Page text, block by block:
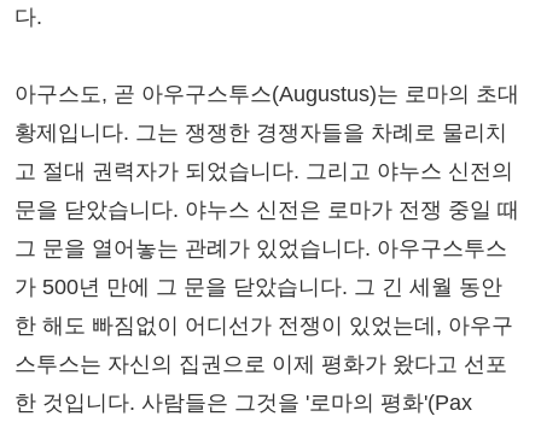
다.
아구스도, 곧 아우구스투스(Augustus)는 로마의 초대
황제입니다. 그는 쟁쟁한 경쟁자들을 차례로 물리치
고 절대 권력자가 되었습니다. 그리고 야누스 신전의
문을 닫았습니다. 야누스 신전은 로마가 전쟁 중일 때
그 문을 열어놓는 관례가 있었습니다. 아우구스투스
가 500년 만에 그 문을 닫았습니다. 그 긴 세월 동안
한 해도 빠짐없이 어디선가 전쟁이 있었는데, 아우구
스투스는 자신의 집권으로 이제 평화가 왔다고 선포
한 것입니다. 사람들은 그것을 '로마의 평화'(Pax